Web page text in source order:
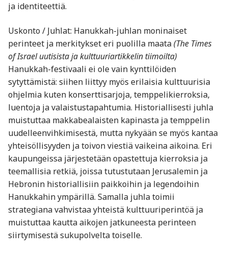
ja identiteettiä.
Uskonto / Juhlat: Hanukkah-juhlan moninaiset
perinteet ja merkitykset eri puolilla maata(The Times
of Israel uutisista ja kulttuuriartikkelin tiimoilta)
Hanukkah-festivaali ei ole vain kynttilöiden
sytyttämistä: siihen liittyy myös erilaisia kulttuurisia
ohjelmia kuten konserttisarjoja, temppelikierroksia,
luentoja ja valaistustapahtumia. Historiallisesti juhla
muistuttaa makkabealaisten kapinasta ja temppelin
uudelleenvihkimisestä, mutta nykyään se myös kantaa
yhteisöllisyyden ja toivon viestiä vaikeina aikoina. Eri
kaupungeissa järjestetään opastettuja kierroksia ja
teemallisia retkiä, joissa tutustutaan Jerusalemin ja
Hebronin historiallisiin paikkoihin ja legendoihin
Hanukkahin ympärillä. Samalla juhla toimii
strategiana vahvistaa yhteistä kulttuuriperintöä ja
muistuttaa kautta aikojen jatkuneesta perinteen
siirtymisestä sukupolvelta toiselle.